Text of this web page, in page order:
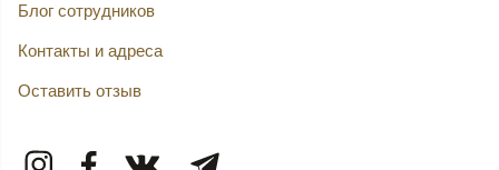
Блог сотрудников
Контакты и адреса
Оставить отзыв